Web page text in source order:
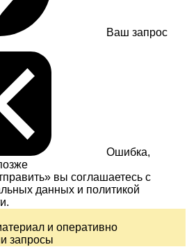
Ваш запрос
Ошибка,
вы соглашаетесь с
данных и политикой
и оперативно
запросы